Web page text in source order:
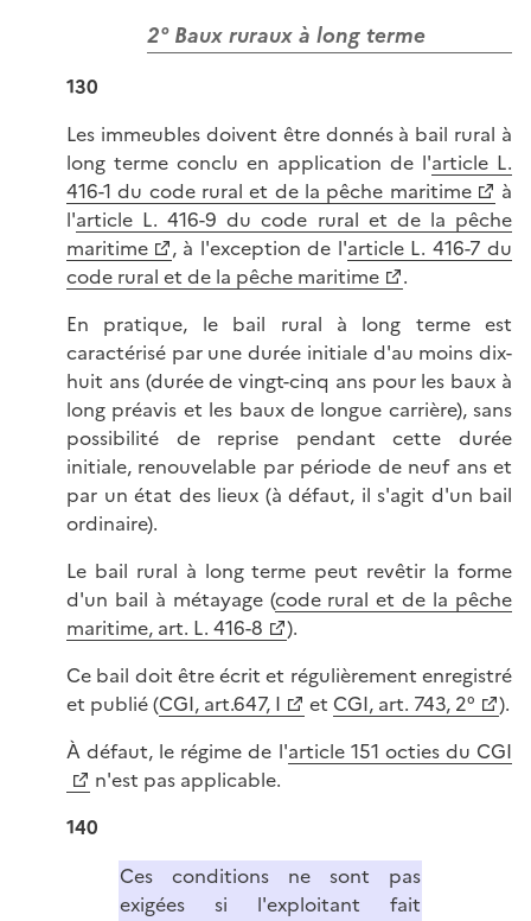
2° Baux ruraux à long terme
130
Les immeubles doivent être donnés à bail rural à
long terme conclu en application de l'article L.
416-1 du code rural et de la pêche maritime
à
l'article L. 416-9 du code rural et de la pêche
maritime
, à l'exception de l'article L. 416-7 du
code rural et de la pêche maritime
.
En pratique, le bail rural à long terme est
caractérisé par une durée initiale d'au moins dix-
huit ans (durée de vingt-cinq ans pour les baux à
long préavis et les baux de longue carrière), sans
possibilité de reprise pendant cette durée
initiale, renouvelable par période de neuf ans et
par un état des lieux (à défaut, il s'agit d'un bail
ordinaire).
Le bail rural à long terme peut revêtir la forme
d'un bail à métayage (code rural et de la pêche
maritime, art. L. 416-8
).
Ce bail doit être écrit et régulièrement enregistré
et publié (CGI, art.647, I et CGI, art. 743, 2°
).
À défaut, le régime de l'article 151 octies du CGI
n'est pas applicable.
140
Ces conditions ne sont pas
exigées si l'exploitant fait